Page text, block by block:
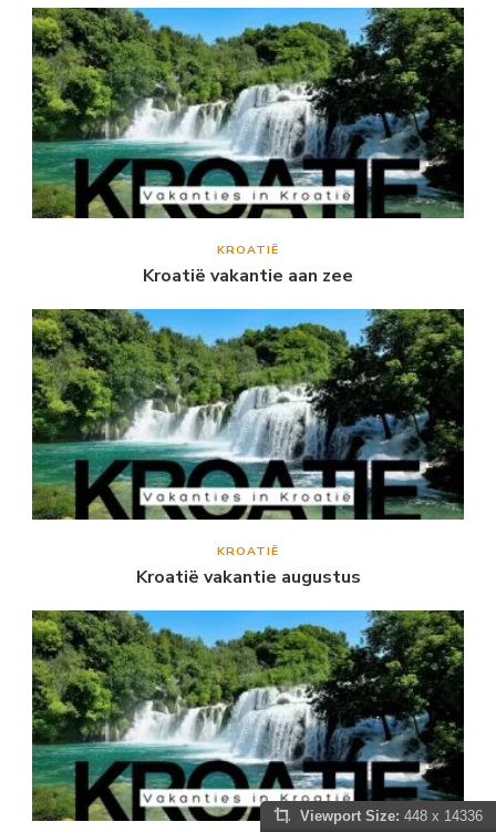
KROATIË
Kroatië vakantie aan zee
KROATIË
Kroatië vakantie augustus
Viewport Size: 448 x 14336